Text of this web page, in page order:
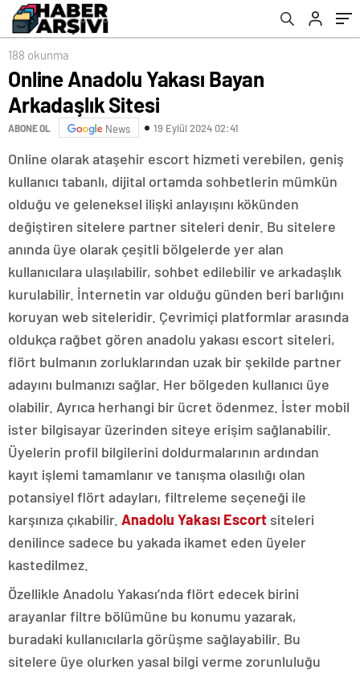
188 okunma
Online Anadolu Yakası Bayan
Arkadaşlık Sitesi
ABONE OL News 19 Eylül 2024 02:41
Online olarak ataşehir escort hizmeti verebilen, geniş
kullanıcı tabanlı, dijital ortamda sohbetlerin mümkün
olduğu ve geleneksel ilişki anlayışını kökünden
değiştiren sitelere partner siteleri denir. Bu sitelere
anında üye olarak çeşitli bölgelerde yer alan
kullanıcılara ulaşılabilir, sohbet edilebilir ve arkadaşlık
kurulabilir. İnternetin var olduğu günden beri barlığını
koruyan web siteleridir. Çevrimiçi platformlar arasında
oldukça rağbet gören anadolu yakası escort siteleri,
flört bulmanın zorluklarından uzak bir şekilde partner
adayını bulmanızı sağlar. Her bölgeden kullanıcı üye
olabilir. Ayrıca herhangi bir ücret ödenmez. İster mobil
ister bilgisayar üzerinden siteye erişim sağlanabilir.
Üyelerin profil bilgilerini doldurmalarının ardından
kayıt işlemi tamamlanır ve tanışma olasılığı olan
potansiyel flört adayları, filtreleme seçeneği ile
karşınıza çıkabilir. Anadolu Yakası Escort siteleri
denilince sadece bu yakada ikamet eden üyeler
kastedilmez.
Özellikle Anadolu Yakası’nda flört edecek birini
arayanlar filtre bölümüne bu konumu yazarak,
buradaki kullanıcılarla görüşme sağlayabilir. Bu
sitelere üye olurken yasal bilgi verme zorunluluğu